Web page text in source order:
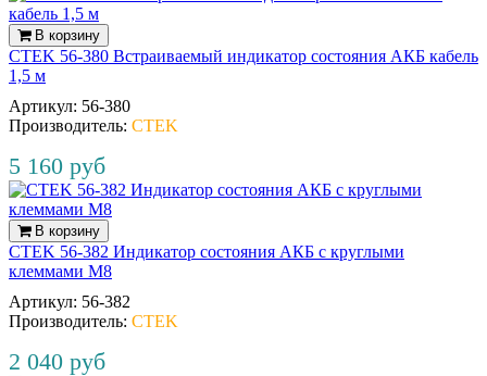
В корзину
CTEK 56-380 Встраиваемый индикатор состояния АКБ кабель
1,5 м
Артикул: 56‐380
Производитель: CTEK
5 160 руб
В корзину
CTEK 56-382 Индикатор cостояния АКБ с круглыми
клеммами М8
Артикул: 56‐382
Производитель: CTEK
2 040 руб